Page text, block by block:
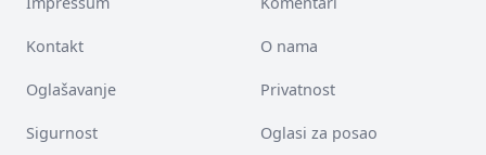
Kontakt O nama
Oglašavanje Privatnost
Sigurnost Oglasi za posao